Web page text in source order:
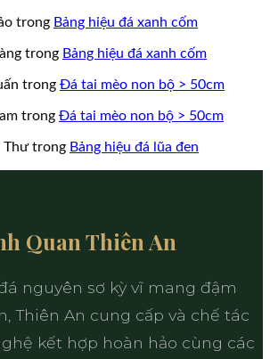
trong Bảng hiệu đá xanh cốm
trong Bảng hiệu đá xanh cốm
trong Đá tai mèo non bộ > 50cm
trong Đá tai mèo non bộ > 50cm
Thưtrong Bảng hiệu đá lũa đen
Quan Thiên An
nguyên sơ kỳ vĩ mang đậm
Thiên An cung cấp và chế tác
kết hợp hoàn hảo cùng các